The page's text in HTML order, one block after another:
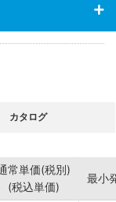
カタログ
常単価(税別)
(税込単価)
最小